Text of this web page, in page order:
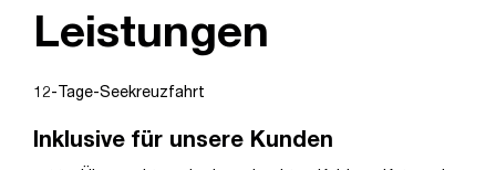
Leistungen
12-Tage-Seekreuzfahrt
Inklusive für unsere Kunden